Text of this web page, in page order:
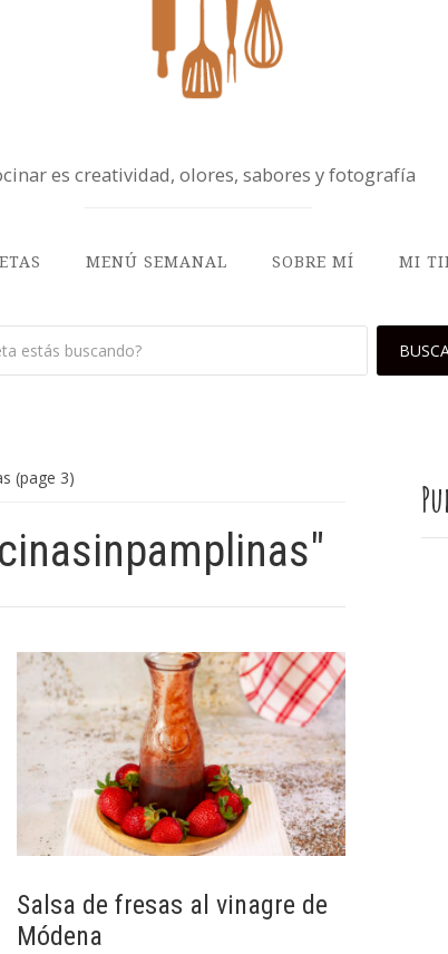
es creatividad, olores, sabores y fotografía
MENÚ SEMANAL SOBRE MÍ MI
(page 3)
Salsa de fresas al vinagre de
Módena